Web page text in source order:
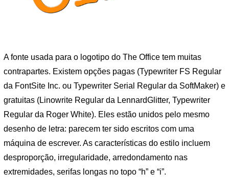
A fonte usada para o logotipo do The Office tem muitas
contrapartes. Existem opções pagas (Typewriter FS Regular
da FontSite Inc. ou Typewriter Serial Regular da SoftMaker) e
gratuitas (Linowrite Regular da LennardGlitter, Typewriter
Regular da Roger White). Eles estão unidos pelo mesmo
desenho de letra: parecem ter sido escritos com uma
máquina de escrever. As características do estilo incluem
desproporção, irregularidade, arredondamento nas
extremidades, serifas longas no topo “h” e “i”.